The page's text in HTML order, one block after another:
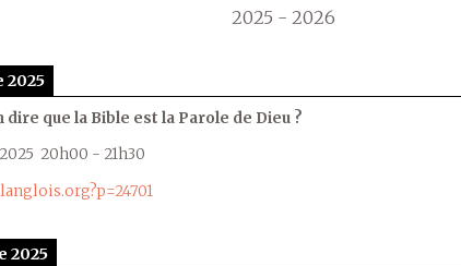
2025 - 2026
2025
dire que la Bible est la Parole de Dieu ?
20h00 - 21h30
2025